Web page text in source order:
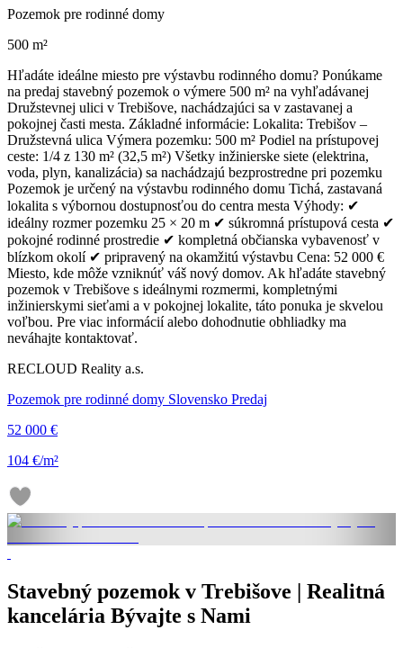
Pozemok pre rodinné domy
500 m²
Hľadáte ideálne miesto pre výstavbu rodinného domu? Ponúkame
na predaj stavebný pozemok o výmere 500 m² na vyhľadávanej
Družstevnej ulici v Trebišove, nachádzajúci sa v zastavanej a
pokojnej časti mesta. Základné informácie: Lokalita: Trebišov –
Družstevná ulica Výmera pozemku: 500 m² Podiel na prístupovej
ceste: 1/4 z 130 m² (32,5 m²) Všetky inžinierske siete (elektrina,
voda, plyn, kanalizácia) sa nachádzajú bezprostredne pri pozemku
Pozemok je určený na výstavbu rodinného domu Tichá, zastavaná
lokalita s výbornou dostupnosťou do centra mesta Výhody: ✔
ideálny rozmer pozemku 25 × 20 m ✔ súkromná prístupová cesta ✔
pokojné rodinné prostredie ✔ kompletná občianska vybavenosť v
blízkom okolí ✔ pripravený na okamžitú výstavbu Cena: 52 000 €
Miesto, kde môže vzniknúť váš nový domov. Ak hľadáte stavebný
pozemok v Trebišove s ideálnymi rozmermi, kompletnými
inžinierskymi sieťami a v pokojnej lokalite, táto ponuka je skvelou
voľbou. Pre viac informácií alebo dohodnutie obhliadky ma
neváhajte kontaktovať.
RECLOUD Reality a.s.
Pozemok pre rodinné domy Slovensko Predaj
52 000 €
104 €/m²
Stavebný pozemok v Trebišove | Realitná
kancelária Bývajte s Nami